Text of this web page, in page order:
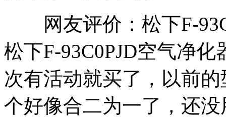
网友评价：松下F-
松下F-93C0PJD空气净
次有活动就买了，以前
个好像合二为一了，还